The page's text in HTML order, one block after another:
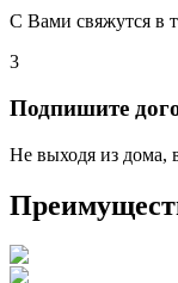
С Вами свяжутся в
3
Подпишите
Не выходя из дома,